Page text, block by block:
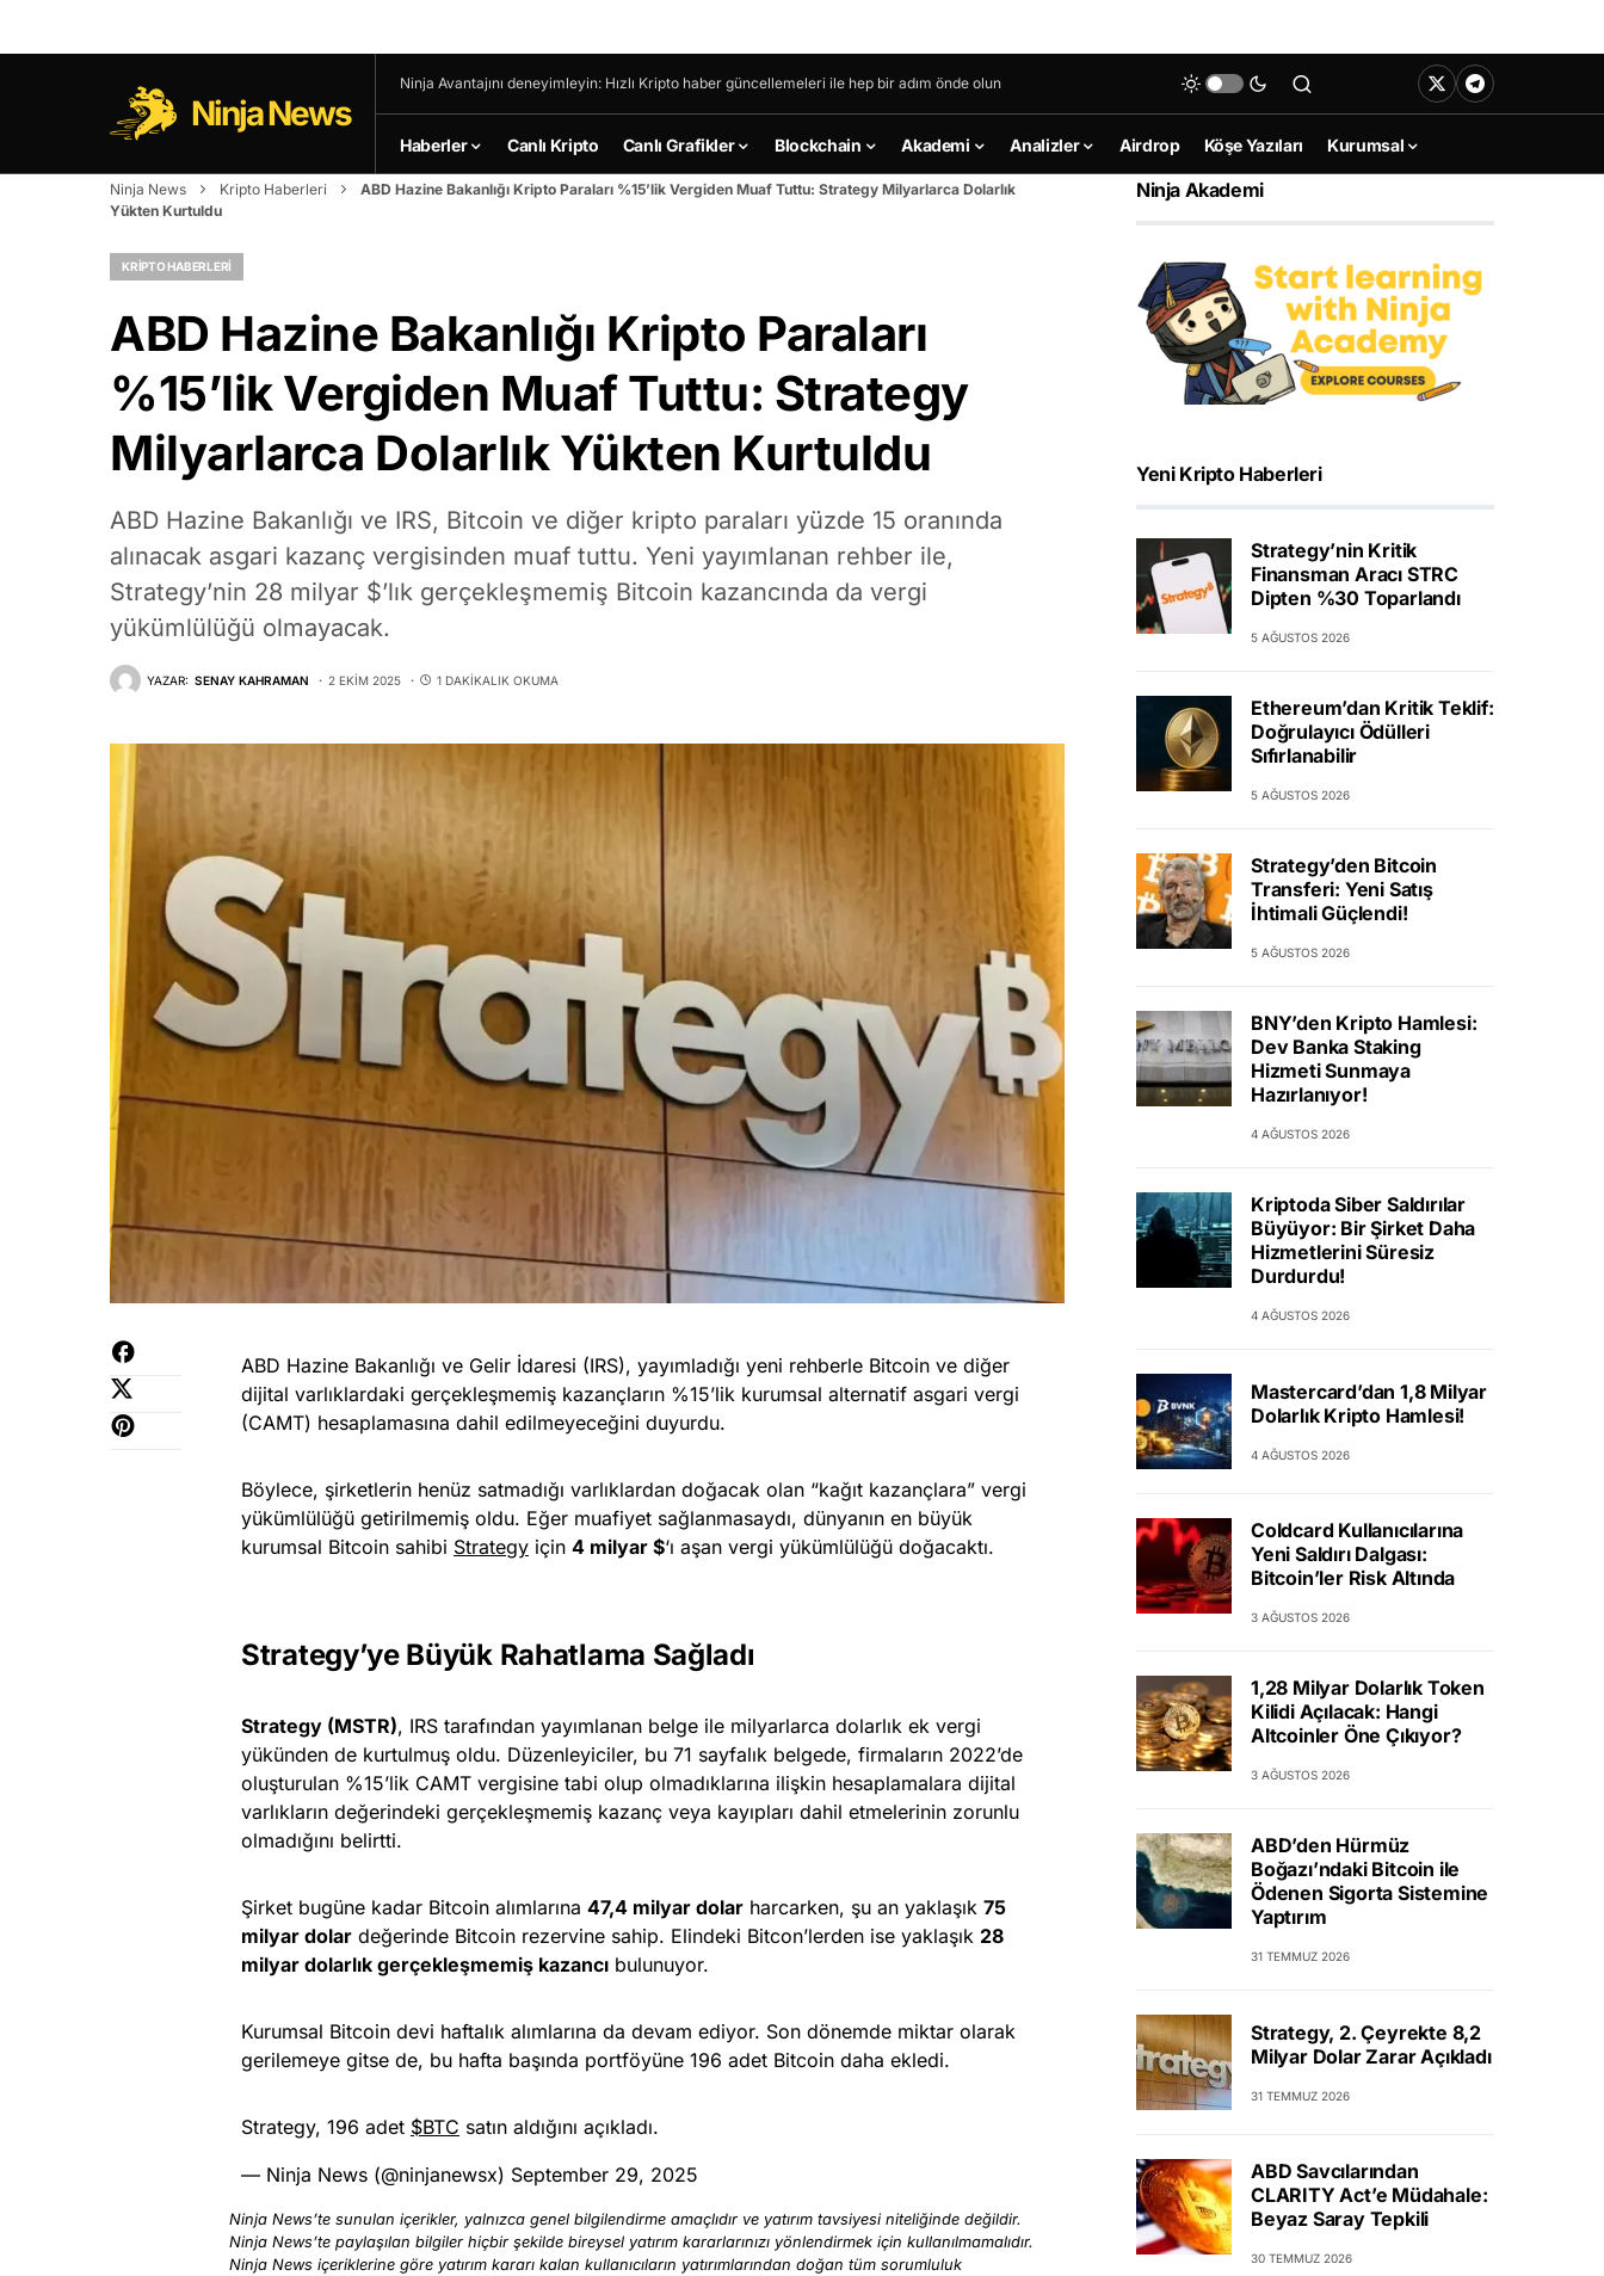
Ninja News
Ninja Avantajını deneyimleyin: Hızlı Kripto haber güncellemeleri ile hep bir adım önde olun
Haberler Canlı Kripto Canlı Grafikler Blockchain Akademi Analizler Airdrop Köşe Yazıları Kurumsal
Ninja News Kripto Haberleri
ABD Hazine Bakanlığı Kripto Paraları %15’lik Vergiden Muaf Tuttu: Strategy Milyarlarca Dolarlık
Yükten Kurtuldu
KRIPTO HABERLERI
ABD Hazine Bakanlığı Kripto Paraları
%15’lik Vergiden Muaf Tuttu: Strategy
Milyarlarca Dolarlık Yükten Kurtuldu
ABD Hazine Bakanlığı ve IRS, Bitcoin ve diğer kripto paraları yüzde 15 oranında
alınacak asgari kazanç vergisinden muaf tuttu. Yeni yayımlanan rehber ile,
Strategy’nin 28 milyar $’lık gerçekleşmemiş Bitcoin kazancında da vergi
yükümlülüğü olmayacak.
YAZAR: SENAY KAHRAMAN 2 EKIM 2025 1 DAKIKALIK OKUMA
ABD Hazine Bakanlığı ve Gelir İdaresi (IRS), yayımladığı yeni rehberle Bitcoin ve diğer
dijital varlıklardaki gerçekleşmemiş kazançların %15’lik kurumsal alternatif asgari vergi
(CAMT) hesaplamasına dahil edilmeyeceğini duyurdu.
Böylece, şirketlerin henüz satmadığı varlıklardan doğacak olan “kağıt kazançlara” vergi
yükümlülüğü getirilmemiş oldu. Eğer muafiyet sağlanmasaydı, dünyanın en büyük
kurumsal Bitcoin sahibi Strategy için 4 milyar $‘ı aşan vergi yükümlülüğü doğacaktı.
Strategy’ye Büyük Rahatlama Sağladı
Strategy (MSTR), IRS tarafından yayımlanan belge ile milyarlarca dolarlık ek vergi
yükünden de kurtulmuş oldu. Düzenleyiciler, bu 71 sayfalık belgede, firmaların 2022’de
oluşturulan %15’lik CAMT vergisine tabi olup olmadıklarına ilişkin hesaplamalara dijital
varlıkların değerindeki gerçekleşmemiş kazanç veya kayıpları dahil etmelerinin zorunlu
olmadığını belirtti.
Şirket bugüne kadar Bitcoin alımlarına 47,4 milyar dolar harcarken, şu an yaklaşık 75
milyar dolar değerinde Bitcoin rezervine sahip. Elindeki Bitcon’lerden ise yaklaşık 28
milyar dolarlık gerçekleşmemiş kazancı bulunuyor.
Kurumsal Bitcoin devi haftalık alımlarına da devam ediyor. Son dönemde miktar olarak
gerilemeye gitse de, bu hafta başında portföyüne 196 adet Bitcoin daha ekledi.
Strategy, 196 adet $BTC satın aldığını açıkladı.
— Ninja News (@ninjanewsx) September 29, 2025
Ninja News’te sunulan içerikler, yalnızca genel bilgilendirme amaçlıdır ve yatırım tavsiyesi niteliğinde değildir.
Ninja News’te paylaşılan bilgiler hiçbir şekilde bireysel yatırım kararlarınızı yönlendirmek için kullanılmamalıdır.
Ninja News içeriklerine göre yatırım kararı kalan kullanıcıların yatırımlarından doğan tüm sorumluluk
Ninja Akademi
Yeni Kripto Haberleri
Strategy’nin Kritik
Finansman Aracı STRC
Dipten %30 Toparlandı
5 AĞUSTOS 2026
Ethereum’dan Kritik Teklif:
Doğrulayıcı Ödülleri
Sıfırlanabilir
5 AĞUSTOS 2026
Strategy’den Bitcoin
Transferi: Yeni Satış
İhtimali Güçlendi!
5 AĞUSTOS 2026
BNY’den Kripto Hamlesi:
Dev Banka Staking
Hizmeti Sunmaya
Hazırlanıyor!
4 AĞUSTOS 2026
Kriptoda Siber Saldırılar
Büyüyor: Bir Şirket Daha
Hizmetlerini Süresiz
Durdurdu!
4 AĞUSTOS 2026
Mastercard’dan 1,8 Milyar
Dolarlık Kripto Hamlesi!
4 AĞUSTOS 2026
Coldcard Kullanıcılarına
Yeni Saldırı Dalgası:
Bitcoin’ler Risk Altında
3 AĞUSTOS 2026
1,28 Milyar Dolarlık Token
Kilidi Açılacak: Hangi
Altcoinler Öne Çıkıyor?
3 AĞUSTOS 2026
ABD’den Hürmüz
Boğazı’ndaki Bitcoin ile
Ödenen Sigorta Sistemine
Yaptırım
31 TEMMUZ 2026
Strategy, 2. Çeyrekte 8,2
Milyar Dolar Zarar Açıkladı
31 TEMMUZ 2026
ABD Savcılarından
CLARITY Act’e Müdahale:
Beyaz Saray Tepkili
30 TEMMUZ 2026